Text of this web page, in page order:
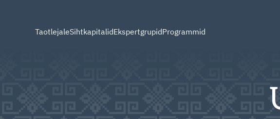
TaotlejaleSihtkapitalidEkspertgrupidProgrammid